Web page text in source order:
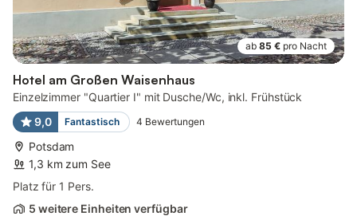
ab 85 € pro Nacht
Hotel am Großen Waisenhaus
Einzelzimmer "Quartier I" mit Dusche/Wc, inkl. Frühstück
9,0
Fantastisch 4 Bewertungen
Potsdam
1,3 km zum See
Platz für 1 Pers.
5 weitere Einheiten verfügbar